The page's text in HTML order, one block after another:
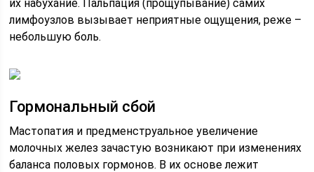
их набухание. Пальпация (прощупывание) самих
лимфоузлов вызывает неприятные ощущения, реже –
небольшую боль.
Гормональный сбой
Мастопатия и предменструальное увеличение
молочных желез зачастую возникают при изменениях
баланса половых гормонов. В их основе лежит